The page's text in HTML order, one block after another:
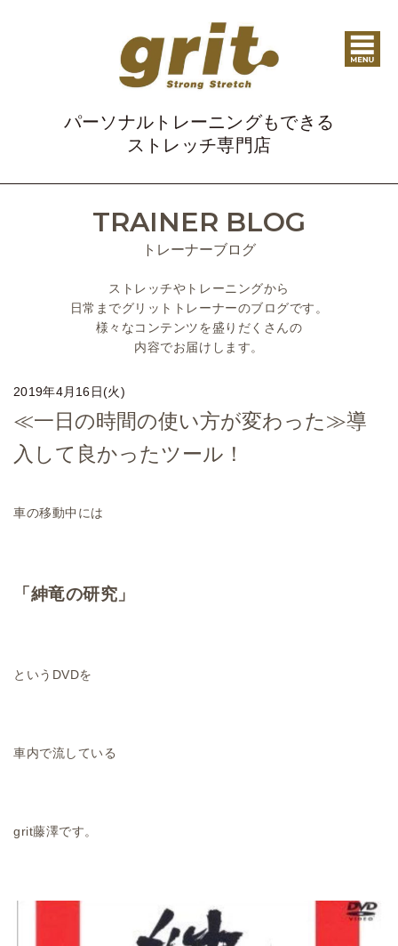
パーソナルトレーニングもできる
ストレッチ専門店
TRAINER BLOG
トレーナーブログ
ストレッチやトレーニングから
日常までグリットトレーナーのブログです。
様々なコンテンツを盛りだくさんの
内容でお届けします。
2019年4月16日(火)
≪一日の時間の使い方が変わった≫導
入して良かったツール！
車の移動中には
「紳竜の研究」
というDVDを
車内で流している
grit藤澤です。